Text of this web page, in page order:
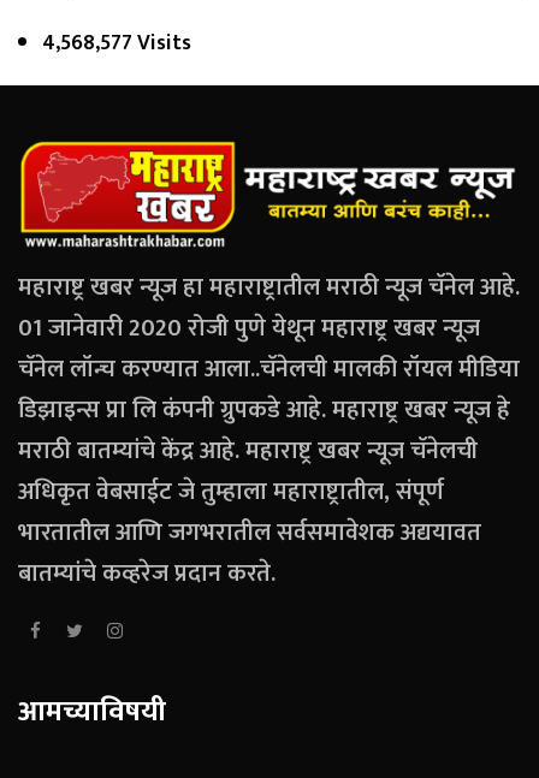
4,568,577 Visits
महाराष्ट्र खबर न्यूज हा महाराष्ट्रातील मराठी न्यूज चॅनेल आहे.
01 जानेवारी 2020 रोजी पुणे येथून महाराष्ट्र खबर न्यूज
चॅनेल लॉन्च करण्यात आला..चॅनेलची मालकी रॉयल मीडिया
डिझाइन्स प्रा लि कंपनी ग्रुपकडे आहे. महाराष्ट्र खबर न्यूज हे
मराठी बातम्यांचे केंद्र आहे. महाराष्ट्र खबर न्यूज चॅनेलची
अधिकृत वेबसाईट जे तुम्हाला महाराष्ट्रातील, संपूर्ण
भारतातील आणि जगभरातील सर्वसमावेशक अद्ययावत
बातम्यांचे कव्हरेज प्रदान करते.
आमच्याविषयी